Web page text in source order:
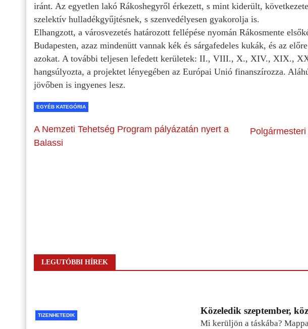
iránt. Az egyetlen lakó Rákoshegyről érkezett, s mint kiderült,
szelektív hulladékgyűjtésnek, s szenvedélyesen gyakorolja is.
Elhangzott, a városvezetés határozott fellépése nyomán Rákosmente
Budapesten, azaz mindenütt vannak kék és sárgafedeles kukák, és az
azokat. A további teljesen lefedett kerületek: II., VIII., X., XIV., XIX.,
hangsúlyozta, a projektet lényegében az Európai Unió finanszírozza.
jövőben is ingyenes lesz.
EGYÉB KATEGÓRIA
A Nemzeti Tehetség Program pályázatán nyert a
Balassi
LEGUTÓBBI HÍREK
TIZENHETEDIK Közeledik szeptember,
Mi kerüljön a táskába?